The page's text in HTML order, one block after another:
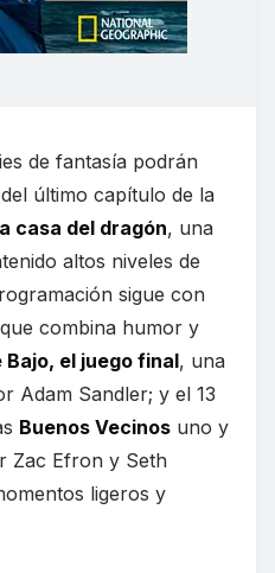
de fantasía podrán
último capítulo de la
casa del dragón, una
altos niveles de
sigue con
combina humor y
Bajo, el juego final, una
Adam Sandler; y el 13
Buenos Vecinos uno y
Zac Efron y Seth
ligeros y